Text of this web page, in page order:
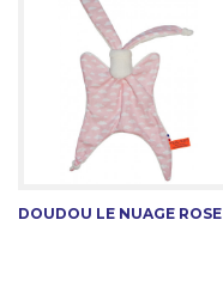
DOUDOU LE NUAGE ROSE